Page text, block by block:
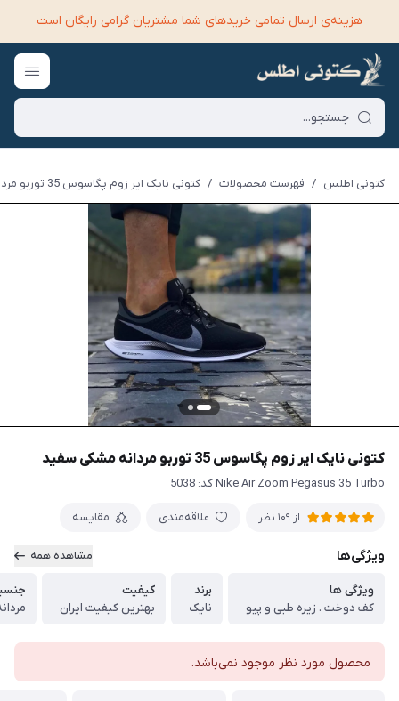
هزینه‌ی ارسال تمامی خرید‌های شما مشتریان گرامی رایگان است
کتونی اطلس / فهرست محصولات / کتونی نایک ایر زوم پگاسوس 35 توربو مردانه مشکی سفید
کتونی نایک ایر زوم پگاسوس 35 توربو مردانه مشکی سفید
Nike Air Zoom Pegasus 35 Turbo کد: 5038
از 109 نظر علاقه‌مندی مقایسه
ویژگی‌ها مشاهده همه
ویژگی ها
کف دوخت . زیره طبی و پیو
برند
نایک
کیفیت
بهترین کیفیت ایران
محصول مورد نظر موجود نمی‌باشد.